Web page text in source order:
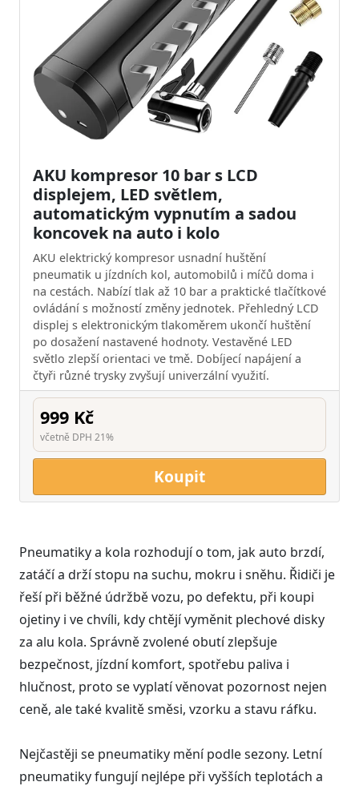
AKU kompresor 10 bar s LCD
displejem, LED světlem,
automatickým vypnutím a sadou
koncovek na auto i kolo
AKU elektrický kompresor usnadní huštění
pneumatik u jízdních kol, automobilů i míčů doma i
na cestách. Nabízí tlak až 10 bar a praktické tlačítkové
ovládání s možností změny jednotek. Přehledný LCD
displej s elektronickým tlakoměrem ukončí huštění
po dosažení nastavené hodnoty. Vestavěné LED
světlo zlepší orientaci ve tmě. Dobíjecí napájení a
čtyři různé trysky zvyšují univerzální využití.
999 Kč
včetně DPH 21%
Koupit
Pneumatiky a kola rozhodují o tom, jak auto brzdí,
zatáčí a drží stopu na suchu, mokru i sněhu. Řidiči je
řeší při běžné údržbě vozu, po defektu, při koupi
ojetiny i ve chvíli, kdy chtějí vyměnit plechové disky
za alu kola. Správně zvolené obutí zlepšuje
bezpečnost, jízdní komfort, spotřebu paliva i
hlučnost, proto se vyplatí věnovat pozornost nejen
ceně, ale také kvalitě směsi, vzorku a stavu ráfku.
Nejčastěji se pneumatiky mění podle sezony. Letní
pneumatiky fungují nejlépe při vyšších teplotách a